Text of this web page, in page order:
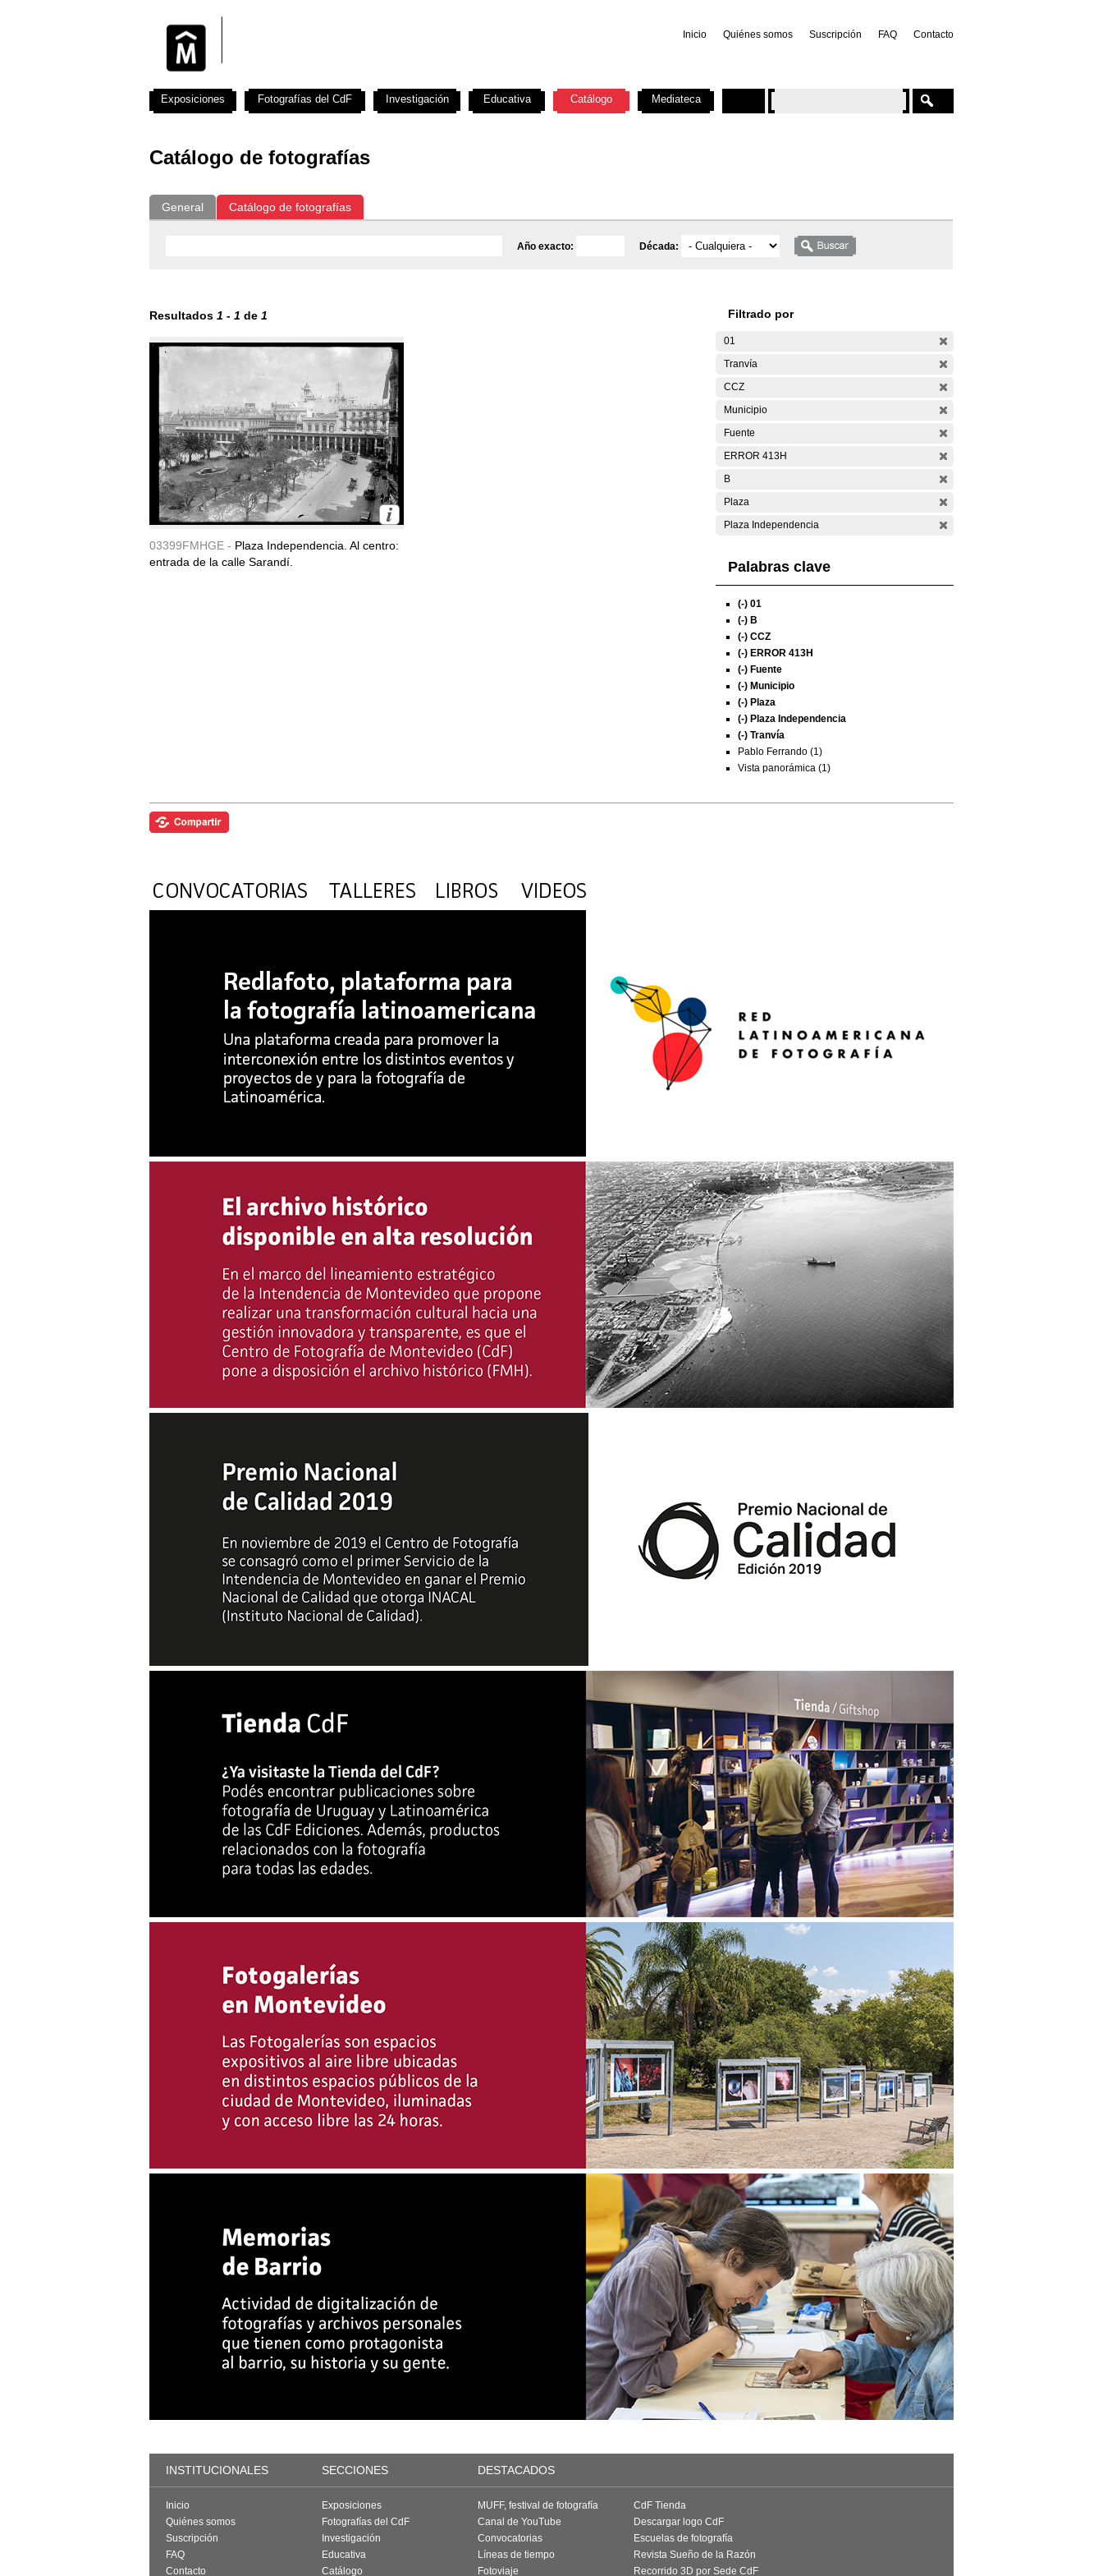
Inicio Quiénes somos Suscripción FAQ Contacto
Catálogo de fotografías
General Catálogo de fotografías
Año exacto: Década:
Resultados 1 - 1 de 1
03399FMHGE - Plaza Independencia. Al centro:
entrada de la calle Sarandí.
Filtrado por
01
Tranvía
CCZ
Municipio
Fuente
ERROR 413H
B
Plaza
Plaza Independencia
Palabras clave
(-) 01
(-) B
(-) CCZ
(-) ERROR 413H
(-) Fuente
(-) Municipio
(-) Plaza
(-) Plaza Independencia
(-) Tranvía
Pablo Ferrando (1)
Vista panorámica (1)
Exposiciones Fotografías del CdF Investigación Educativa Catálogo Mediateca
INSTITUCIONALES SECCIONES DESTACADOS
Inicio
Quiénes somos
Suscripción
FAQ
Contacto
Exposiciones
Fotografías del CdF
Investigación
Educativa
Catálogo
MUFF, festival de fotografía
Canal de YouTube
Convocatorias
Líneas de tiempo
Fotoviaje
CdF Tienda
Descargar logo CdF
Escuelas de fotografía
Revista Sueño de la Razón
Recorrido 3D por Sede CdF